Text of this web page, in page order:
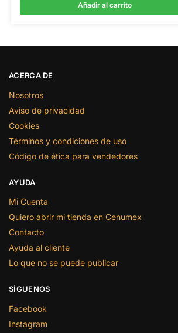
Añadir al carrito
ACERCA DE
Nosotros
Aviso de privacidad
Cookies
Términos y condiciones de uso
Código de ética para vendedores
AYUDA
Mi Cuenta
Quiero abrir mi tienda en Cenumex
Contacto
Ayuda al cliente
Lo que no se puede publicar
SÍGUENOS
Facebook
Instagram